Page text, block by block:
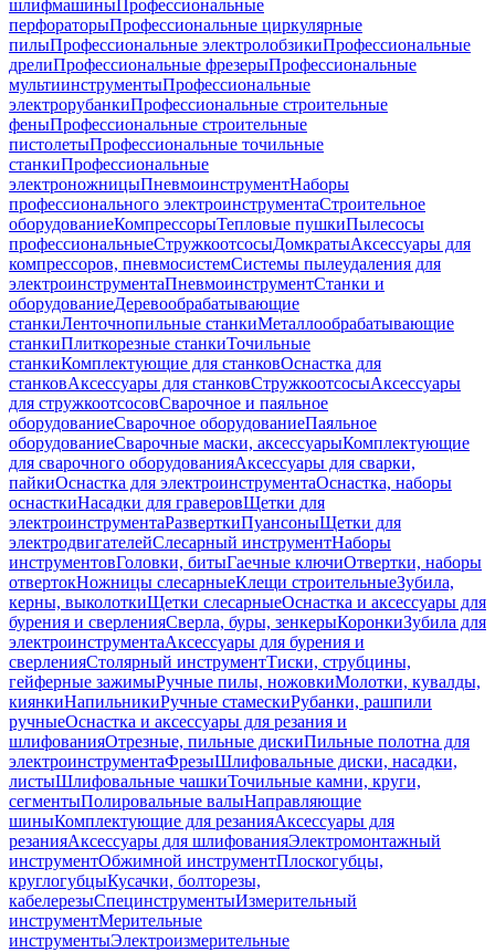
шлифмашиныПрофессиональные
перфораторыПрофессиональные циркулярные
пилыПрофессиональные электролобзикиПрофессиональные
дрелиПрофессиональные фрезерыПрофессиональные
мультиинструментыПрофессиональные
электрорубанкиПрофессиональные строительные
феныПрофессиональные строительные
пистолетыПрофессиональные точильные
станкиПрофессиональные
электроножницыПневмоинструментНаборы
профессионального электроинструментаСтроительное
оборудованиеКомпрессорыТепловые пушкиПылесосы
профессиональныеСтружкоотсосыДомкратыАксессуары для
компрессоров, пневмосистемСистемы пылеудаления для
электроинструментаПневмоинструментСтанки и
оборудованиеДеревообрабатывающие
станкиЛенточнопильные станкиМеталлообрабатывающие
станкиПлиткорезные станкиТочильные
станкиКомплектующие для станковОснастка для
станковАксессуары для станковСтружкоотсосыАксессуары
для стружкоотсосовСварочное и паяльное
оборудованиеСварочное оборудованиеПаяльное
оборудованиеСварочные маски, аксессуарыКомплектующие
для сварочного оборудованияАксессуары для сварки,
пайкиОснастка для электроинструментаОснастка, наборы
оснасткиНасадки для граверовЩетки для
электроинструментаРазверткиПуансоныЩетки для
электродвигателейСлесарный инструментНаборы
инструментовГоловки, битыГаечные ключиОтвертки, наборы
отвертокНожницы слесарныеКлещи строительныеЗубила,
керны, выколоткиЩетки слесарныеОснастка и аксессуары для
бурения и сверленияСверла, буры, зенкерыКоронкиЗубила для
электроинструментаАксессуары для бурения и
сверленияСтолярный инструментТиски, струбцины,
гейферные зажимыРучные пилы, ножовкиМолотки, кувалды,
киянкиНапильникиРучные стамескиРубанки, рашпили
ручныеОснастка и аксессуары для резания и
шлифованияОтрезные, пильные дискиПильные полотна для
электроинструментаФрезыШлифовальные диски, насадки,
листыШлифовальные чашкиТочильные камни, круги,
сегментыПолировальные валыНаправляющие
шиныКомплектующие для резанияАксессуары для
резанияАксессуары для шлифованияЭлектромонтажный
инструментОбжимной инструментПлоскогубцы,
круглогубцыКусачки, болторезы,
кабелерезыСпецинструментыИзмерительный
инструментМерительные
инструментыЭлектроизмерительные